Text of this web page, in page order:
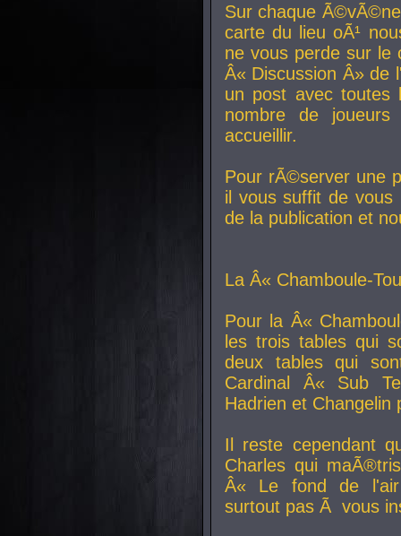
Sur chaque
carte du lieu oÃ¹
ne vous perde sur le
Â« Discussion Â» de
un post avec toutes
nombre de
accueillir.
Pour rÃ©server une
il vous suffit de vous
de la publication et
La Â« Chamboule-
Pour la Â«
les trois tables qui
deux tables qui
Cardinal
Â« Sub
Hadrien et Changelin
Il reste cependant
Charles qui
Â« Le fond de
surtout pas Ã vous